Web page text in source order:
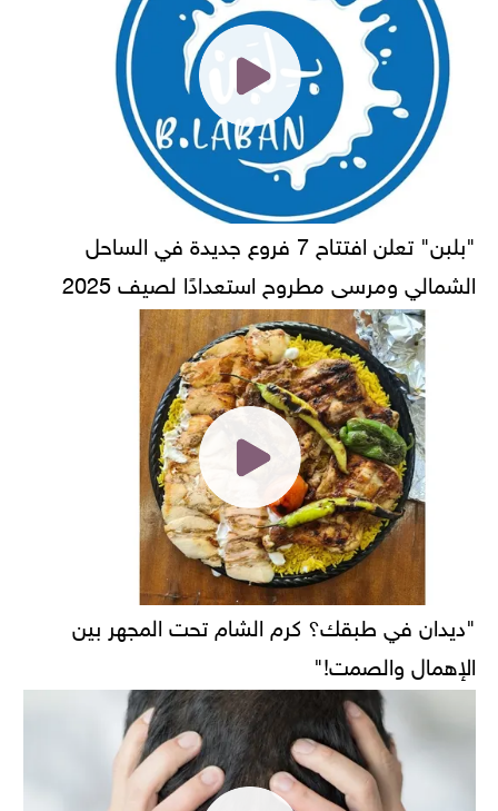
"بلبن" تعلن افتتاح 7 فروع جديدة في الساحل
الشمالي ومرسى مطروح استعدادًا لصيف 2025
"ديدان في طبقك؟ كرم الشام تحت المجهر بين
الإهمال والصمت!"